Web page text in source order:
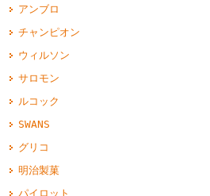
アンブロ
チャンピオン
ウィルソン
サロモン
ルコック
SWANS
グリコ
明治製菓
パイロット